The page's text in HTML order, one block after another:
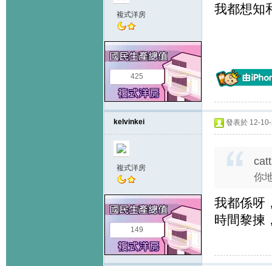
複式洋房
425
我都想知
kelvinkei
複式洋房
149
發表於 12-
你
我都係呀
時間黎揀